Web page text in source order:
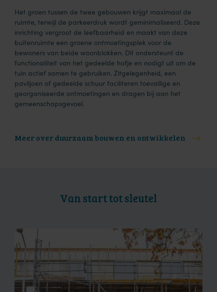
Het groen tussen de twee gebouwen krijgt maximaal de
ruimte, terwijl de parkeerdruk wordt geminimaliseerd. Deze
inrichting vergroot de leefbaarheid en maakt van deze
buitenruimte een groene ontmoetingsplek voor de
bewoners van beide woonblokken. Dit ondersteunt de
functionaliteit van het gedeelde hofje en nodigt uit om de
tuin actief samen te gebruiken. Zitgelegenheid, een
paviljoen of gedeelde schuur faciliteren toevallige en
georganiseerde ontmoetingen en dragen bij aan het
gemeenschapsgevoel.
Meer over duurzaam bouwen en ontwikkelen
Van start tot sleutel